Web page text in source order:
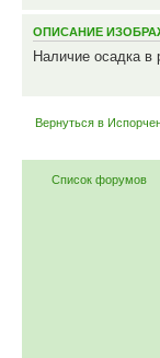
ОПИСАНИЕ
Наличие осадка в
Вернуться в
Список форумов